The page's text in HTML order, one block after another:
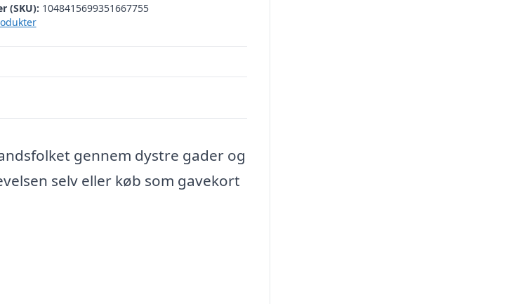
(SKU): 1048415699351667755
gennem dystre gader og
selv eller køb som gavekort